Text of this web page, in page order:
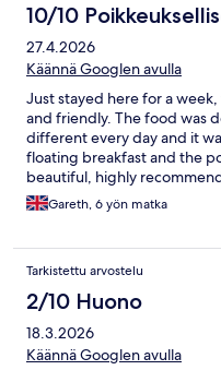
10/10
27.4.2026
Käännä Googlen avulla
Just stayed here for a
and friendly. The food was
different every day and it
floating breakfast and the
beautiful, highly
Gareth, 6 yön matka
Tarkistettu arvostelu
2/10 Huono
18.3.2026
Käännä Googlen avulla